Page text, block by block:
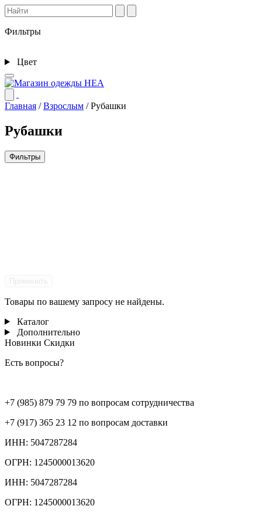
Фильтры
Цвет
Главная /Взрослым /Рубашки
Рубашки
Фильтры
Товары по вашему запросу не найдены.
Каталог
Дополнительно
Новинки Скидки
Есть вопросы?
+7 (985) 879 79 79 по вопросам сотрудничества
+7 (917) 365 23 12 по вопросам доставки
ИНН: 5047287284
ОГРН: 1245000013620
ИНН: 5047287284
ОГРН: 1245000013620